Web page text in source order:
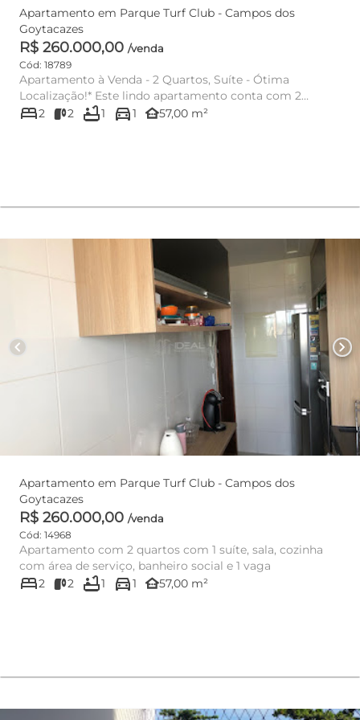
Apartamento em Parque Turf Club - Campos dos
Goytacazes
R$ 260.000,00 /venda
Cód: 18789
Apartamento à Venda - 2 Quartos, Suíte - Ótima
Localização!* Este lindo apartamento conta com 2
quartos, sendo uma suíte...
bed2 2 bathtub1 directions_car1 other_houses57,00 m²
chevron_left chevron_right
Apartamento em Parque Turf Club - Campos dos
Goytacazes
R$ 260.000,00 /venda
Cód: 14968
Apartamento com 2 quartos com 1 suíte, sala, cozinha
com área de serviço, banheiro social e 1 vaga
bed2 2 bathtub1 directions_car1 other_houses57,00 m²